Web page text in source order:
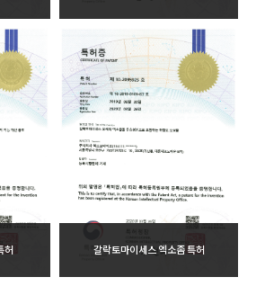
허 갈락토마이세스 엑소좀 특허